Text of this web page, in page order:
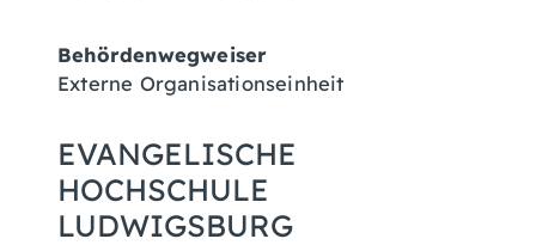
Behördenwegweiser
Externe Organisationseinheit
EVANGELISCHE
HOCHSCHULE
LUDWIGSBURG